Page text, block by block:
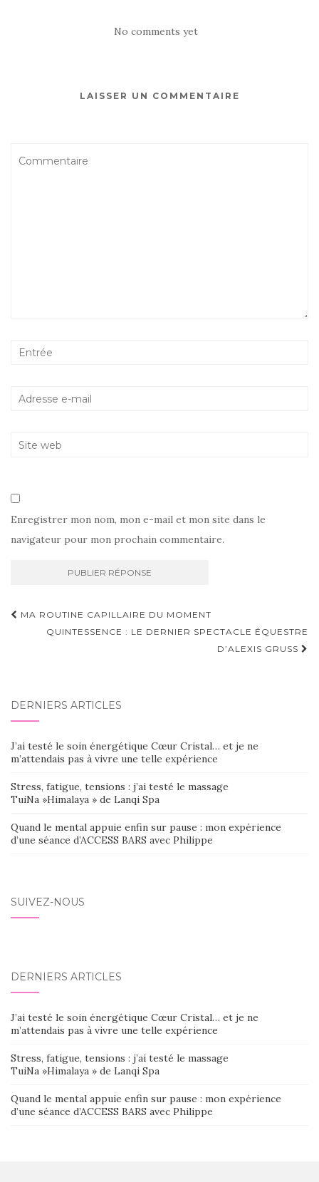
No comments yet
LAISSER UN COMMENTAIRE
Enregistrer mon nom, mon e-mail et mon site dans le
navigateur pour mon prochain commentaire.
Navigation
d'article
MA ROUTINE CAPILLAIRE DU MOMENT
QUINTESSENCE : LE DERNIER SPECTACLE ÉQUESTRE
D’ALEXIS GRUSS
DERNIERS ARTICLES
J’ai testé le soin énergétique Cœur Cristal… et je ne
m’attendais pas à vivre une telle expérience
Stress, fatigue, tensions : j’ai testé le massage
TuiNa »Himalaya » de Lanqi Spa
Quand le mental appuie enfin sur pause : mon expérience
d’une séance d’ACCESS BARS avec Philippe
SUIVEZ-NOUS
DERNIERS ARTICLES
J’ai testé le soin énergétique Cœur Cristal… et je ne
m’attendais pas à vivre une telle expérience
Stress, fatigue, tensions : j’ai testé le massage
TuiNa »Himalaya » de Lanqi Spa
Quand le mental appuie enfin sur pause : mon expérience
d’une séance d’ACCESS BARS avec Philippe